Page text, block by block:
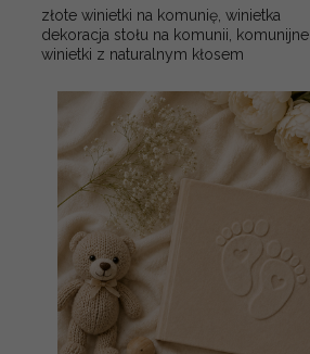
złote winietki na komunię, winietka
dekoracja stołu na komunii, komunijne
winietki z naturalnym kłosem